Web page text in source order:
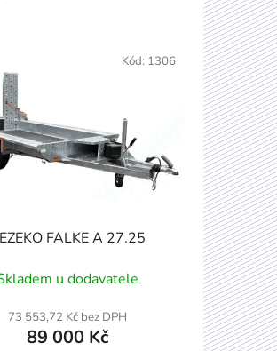
FALKE A 27.25
u dodavatele
73 553,72 Kč bez DPH
89 000 Kč
Kód: 1306